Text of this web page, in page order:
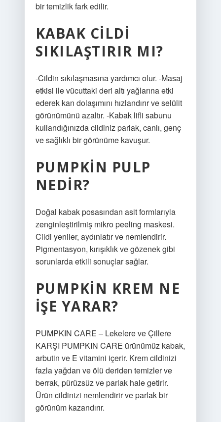
bir temizlik fark edilir.
KABAK CILDI
SIKILAŞTIRIR MI?
-Cildin sıkılaşmasına yardımcı olur. -Masaj
etkisi ile vücuttaki deri altı yağlarına etki
ederek kan dolaşımını hızlandırır ve selülit
görünümünü azaltır. -Kabak lifli sabunu
kullandığınızda cildiniz parlak, canlı, genç
ve sağlıklı bir görünüme kavuşur.
PUMPKIN PULP
NEDIR?
Doğal kabak posasından asit formlarıyla
zenginleştirilmiş mikro peeling maskesi.
Cildi yeniler, aydınlatır ve nemlendirir.
Pigmentasyon, kırışıklık ve gözenek gibi
sorunlarda etkili sonuçlar sağlar.
PUMPKIN KREM NE
IŞE YARAR?
PUMPKIN CARE – Lekelere ve Çillere
KARŞI PUMPKIN CARE ürünümüz kabak,
arbutin ve E vitamini içerir. Krem cildinizi
fazla yağdan ve ölü deriden temizler ve
berrak, pürüzsüz ve parlak hale getirir.
Ürün cildinizi nemlendirir ve parlak bir
görünüm kazandırır.